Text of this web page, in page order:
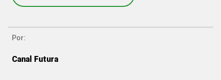
Por:
Canal Futura